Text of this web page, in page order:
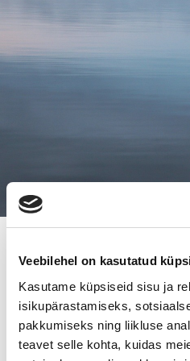
Veebilehel on kasutatud
Kasutame küpsiseid sisu ja
isikupärastamiseks,
pakkumiseks ning liikluse
teavet selle kohta, kuidas
TURUN
UUDELLE
Vuodesta 1990 toiminut Turun